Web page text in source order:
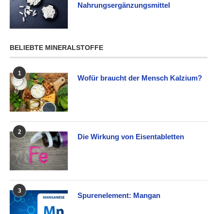
Nahrungsergänzungsmittel
BELIEBTE MINERALSTOFFE
1
Wofür braucht der Mensch Kalzium?
2
Die Wirkung von Eisentabletten
3
Spurenelement: Mangan